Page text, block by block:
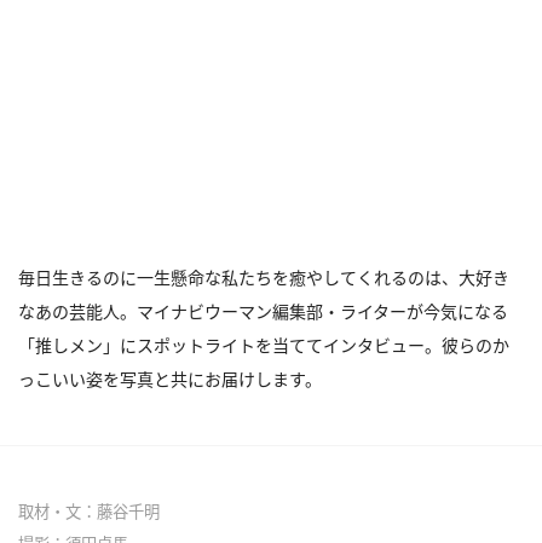
毎日生きるのに一生懸命な私たちを癒やしてくれるのは、大好き
なあの芸能人。マイナビウーマン編集部・ライターが今気になる
「推しメン」にスポットライトを当ててインタビュー。彼らのか
っこいい姿を写真と共にお届けします。
取材・文：藤谷千明